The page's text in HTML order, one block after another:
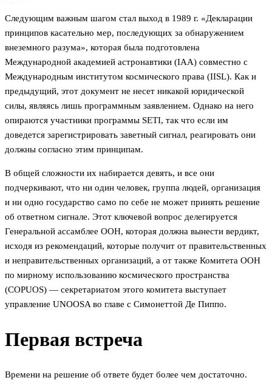
Следующим важным шагом стал выход в 1989 г. «Декларации
принципов касательно мер, последующих за обнаружением
внеземного разума», которая была подготовлена
Международной академией астронавтики (IAA) совместно с
Международным институтом космического права (IISL). Как и
предыдущий, этот документ не несет никакой юридической
силы, являясь лишь программным заявлением. Однако на него
опираются участники программы SETI, так что если им
доведется зарегистрировать заветный сигнал, реагировать они
должны согласно этим принципам.
В общей сложности их набирается девять, и все они
подчеркивают, что ни один человек, группа людей, организация
и ни одно государство само по себе не может принять решение
об ответном сигнале. Этот ключевой вопрос делегируется
Генеральной ассамблее ООН, которая должна вынести вердикт,
исходя из рекомендаций, которые получит от правительственных
и неправительственных организаций, а от также Комитета ООН
по мирному использованию космического пространства
(COPUOS) — секретариатом этого комитета выступает
управление UNOOSA во главе с Симонеттой Де Пиппо.
Первая встреча
Времени на решение об ответе будет более чем достаточно.